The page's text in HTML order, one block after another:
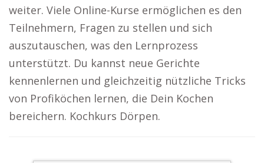
weiter. Viele Online-Kurse ermöglichen es den
Teilnehmern, Fragen zu stellen und sich
auszutauschen, was den Lernprozess
unterstützt. Du kannst neue Gerichte
kennenlernen und gleichzeitig nützliche Tricks
von Profiköchen lernen, die Dein Kochen
bereichern. Kochkurs Dörpen.